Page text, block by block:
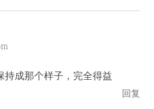
持成那个样子，完全得益
回复